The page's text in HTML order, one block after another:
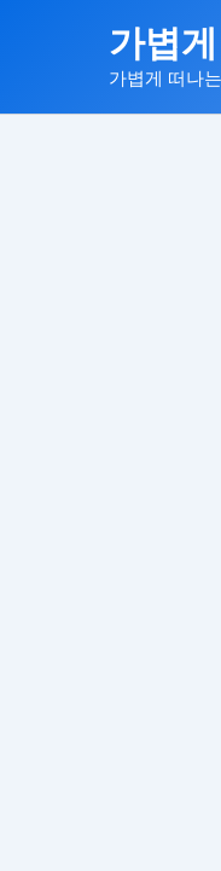
로
가볍
가볍게 떠나